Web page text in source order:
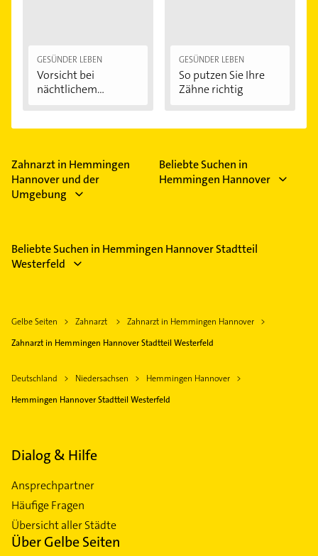
GESÜNDER LEBEN
Vorsicht bei
nächtlichem
GESÜNDER LEBEN
So putzen Sie Ihre
Zähne richtig
Zahnarzt in Hemmingen
Hannover und der
Umgebung
Beliebte Suchen in
Hemmingen Hannover
Beliebte Suchen in Hemmingen Hannover Stadtteil
Westerfeld
Gelbe Seiten Zahnarzt
Zahnarzt in Hemmingen Hannover
Zahnarzt in Hemmingen Hannover Stadtteil Westerfeld
Deutschland Niedersachsen
Hemmingen Hannover
Hemmingen Hannover Stadtteil Westerfeld
Dialog & Hilfe
Ansprechpartner
Häufige Fragen
Übersicht aller Städte
Über Gelbe Seiten